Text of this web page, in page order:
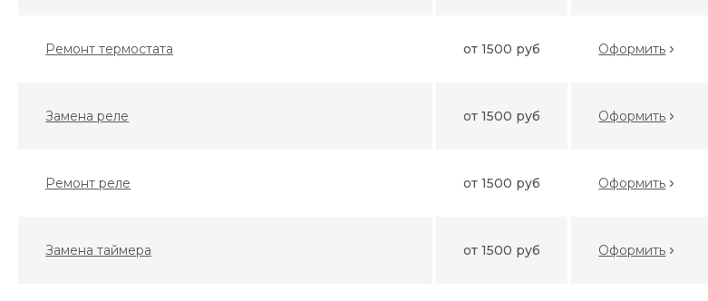
Ремонт термостата от 1500 руб Оформить
Замена реле от 1500 руб Оформить
Ремонт реле от 1500 руб Оформить
Замена таймера от 1500 руб Оформить